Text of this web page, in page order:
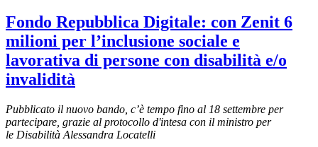
Fondo Repubblica Digitale: con Zenit 6
milioni per l’inclusione sociale e
lavorativa di persone con disabilità e/o
invalidità
Pubblicato il nuovo bando, c’è tempo fino al 18 settembre per
partecipare, grazie al protocollo d'intesa con il ministro per
le Disabilità Alessandra Locatelli